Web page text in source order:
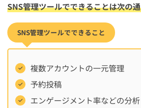
SNS管理ツールでできることは次の
SNS管理ツールでできること
複数アカウントの一元管理
予約投稿
エンゲージメント率などの分析